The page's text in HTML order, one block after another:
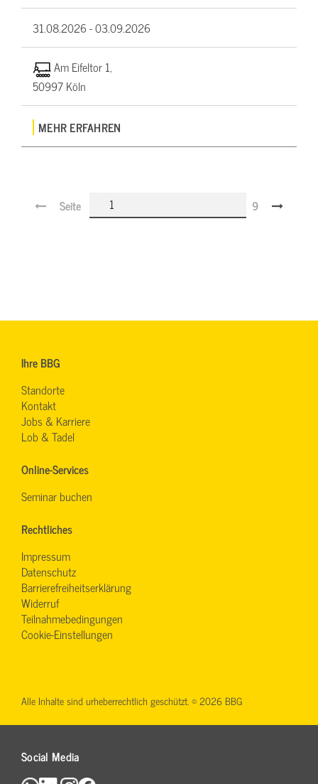
31.08.2026 -03.09.2026
Am Eifeltor 1,
50997 Köln
MEHR ERFAHREN
Seite 9
Ihre BBG
Standorte
Kontakt
Jobs & Karriere
Lob & Tadel
Online-Services
Seminar buchen
Rechtliches
Impressum
Datenschutz
Barrierefreiheitserklärung
Widerruf
Teilnahmebedingungen
Cookie-Einstellungen
Social Media
Alle Inhalte sind urheberrechtlich geschützt. © 2026 BBG